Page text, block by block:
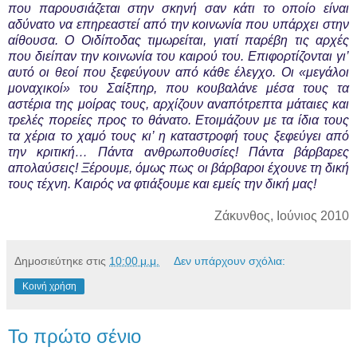
που παρουσιάζεται στην σκηνή σαν κάτι το οποίο είναι
αδύνατο να επηρεαστεί από την κοινωνία που υπάρχει στην
αίθουσα. Ο Οιδίποδας τιμωρείται, γιατί παρέβη τις αρχές
που διείπαν την κοινωνία του καιρού του. Επιφορτίζονται γι’
αυτό οι θεοί που ξεφεύγουν από κάθε έλεγχο. Οι «μεγάλοι
μοναχικοί» του Σαίξπηρ, που κουβαλάνε μέσα τους τα
αστέρια της μοίρας τους, αρχίζουν αναπότρεπτα μάταιες και
τρελές πορείες προς το θάνατο. Ετοιμάζουν με τα ίδια τους
τα χέρια το χαμό τους κι’ η καταστροφή τους ξεφεύγει από
την κριτική… Πάντα ανθρωποθυσίες! Πάντα βάρβαρες
απολαύσεις! Ξέρουμε, όμως πως οι βάρβαροι έχουνε τη δική
τους τέχνη. Καιρός να φτιάξουμε και εμείς την δική μας!
Ζάκυνθος, Ιούνιος 2010
Δημοσιεύτηκε στις 10:00 μ.μ. Δεν υπάρχουν σχόλια:
Κοινή χρήση
Το πρώτο σένιο